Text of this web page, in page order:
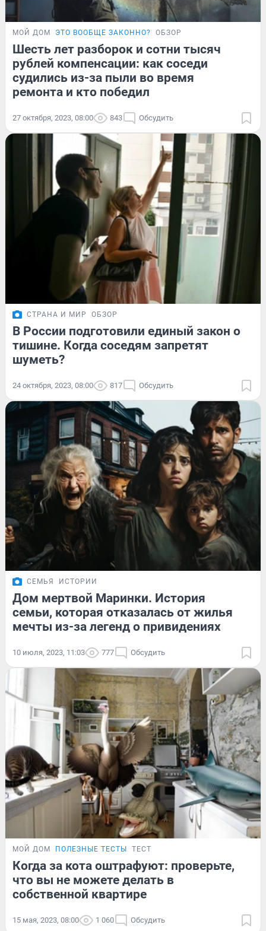
МОЙ ДОМ ЭТО ВООБЩЕ ЗАКОННО? ОБЗОР
Шесть лет разборок и сотни тысяч
рублей компенсации: как соседи
судились из-за пыли во время
ремонта и кто победил
27 октября, 2023, 08:00 843 Обсудить
СТРАНА И МИР ОБЗОР
В России подготовили единый закон о
тишине. Когда соседям запретят
шуметь?
24 октября, 2023, 08:00 817 Обсудить
СЕМЬЯ ИСТОРИИ
Дом мертвой Маринки. История
семьи, которая отказалась от жилья
мечты из-за легенд о привидениях
10 июля, 2023, 11:03 777 Обсудить
МОЙ ДОМ ПОЛЕЗНЫЕ ТЕСТЫ ТЕСТ
Когда за кота оштрафуют: проверьте,
что вы не можете делать в
собственной квартире
15 мая, 2023, 08:00 1 060 Обсудить